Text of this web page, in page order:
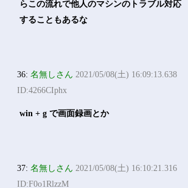
らこの流れで他人のマシンのトラブル対応
することもあるな
36:名無しさん 2021/05/08(土) 16:09:13.638
ID:4266CIphx
win + g で画面録画とか
37:名無しさん 2021/05/08(土) 16:10:21.316
ID:F0o1RlzzM